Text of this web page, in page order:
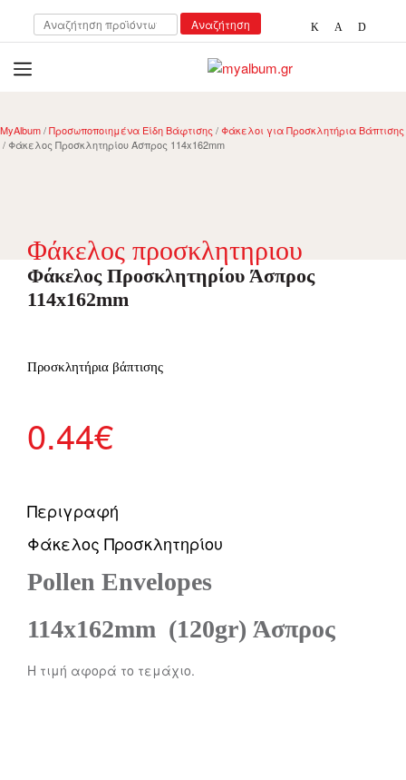
Αναζήτηση
για:
Αναζήτηση
open
MyAlbum/Προσωποποιημένα Είδη Βάφτισης /Φάκελοι για Προσκλητήρια Βάπτισης
/ Φάκελος Προσκλητηρίου Άσπρος 114x162mm
Φάκελος προσκλητηριου
Φάκελος Προσκλητηρίου Άσπρος
114x162mm
Προσκλητήρια βάπτισης
0.44€
Περιγραφή
Φάκελος Προσκλητηρίου
Pollen Envelopes
114x162mm (120gr) Άσπρος
Η τιμή αφορά το τεμάχιο.